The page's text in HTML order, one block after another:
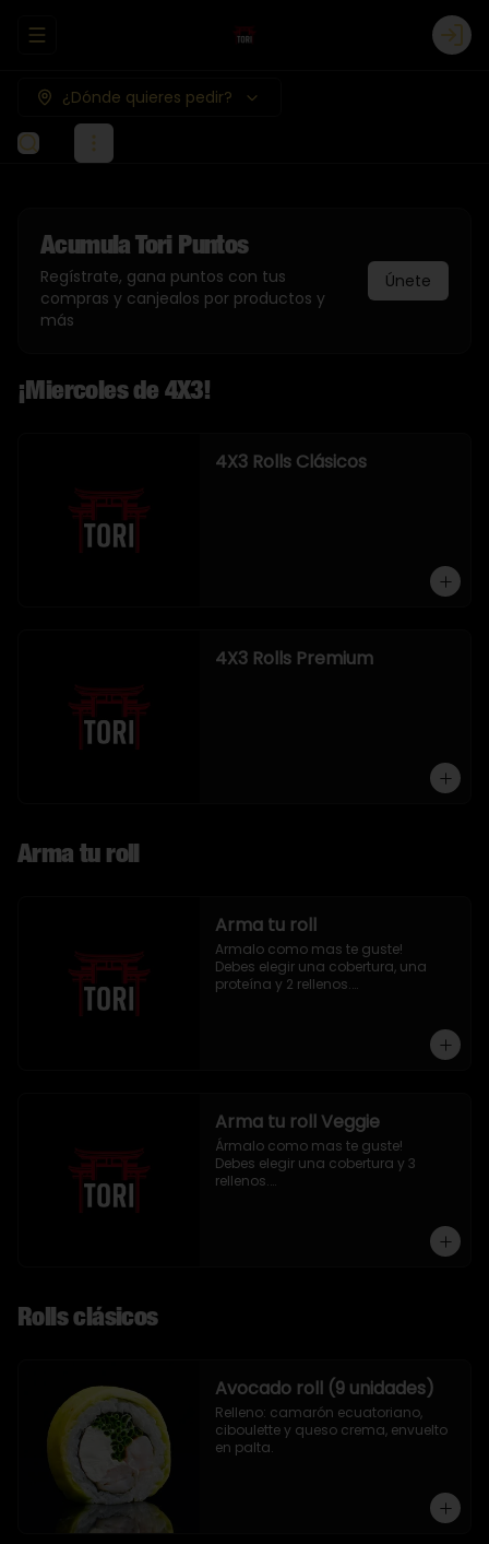
Abrir menu de navegación Login
¿Dónde quieres pedir?
AcumulaTori Puntos
Regístrate, gana puntos con tus
compras y canjealos por productos y
más
Únete
¡Miercoles de 4X3!
4X3 Rolls Clásicos
4X3 Rolls Premium
Arma tu roll
Arma tu roll
Armalo como mas te guste!
Debes elegir una cobertura, una
proteína y 2 rellenos.
Arma tu roll Veggie
Ármalo como mas te guste!
Debes elegir una cobertura y 3
rellenos.
Rolls clásicos
Avocado roll (9 unidades)
Relleno: camarón ecuatoriano,
ciboulette y queso crema, envuelto
en palta.